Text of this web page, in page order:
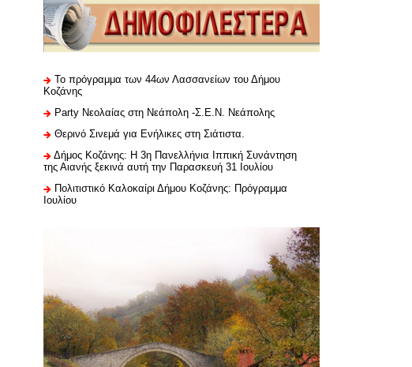
Το πρόγραμμα των 44ων Λασσανείων του Δήμου
Κοζάνης
Party Νεολαίας στη Νεάπολη -Σ.Ε.Ν. Νεάπολης
Θερινό Σινεμά για Ενήλικες στη Σιάτιστα.
Δήμος Κοζάνης: Η 3η Πανελλήνια Ιππική Συνάντηση
της Αιανής ξεκινά αυτή την Παρασκευή 31 Ιουλίου
Πολιτιστικό Καλοκαίρι Δήμου Κοζάνης: Πρόγραμμα
Ιουλίου